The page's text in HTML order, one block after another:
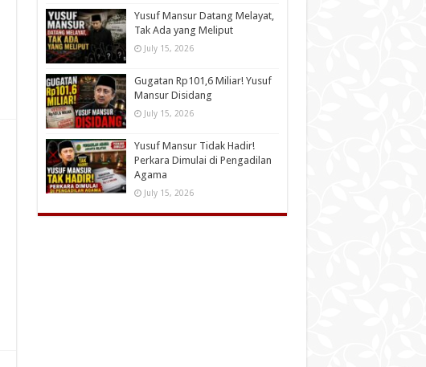
Yusuf Mansur Datang Melayat,
Tak Ada yang Meliput
July 15, 2026
Gugatan Rp101,6 Miliar! Yusuf
Mansur Disidang
July 15, 2026
Yusuf Mansur Tidak Hadir!
Perkara Dimulai di Pengadilan
Agama
July 15, 2026